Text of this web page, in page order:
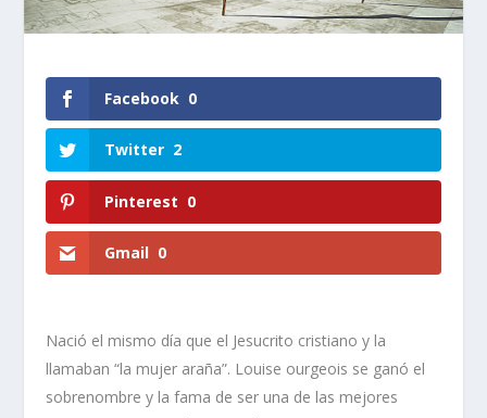
Facebook 0
Twitter 2
Pinterest 0
Gmail 0
Nació el mismo día que el Jesucrito cristiano y la
llamaban “la mujer araña”. Louise ourgeois se ganó el
sobrenombre y la fama de ser una de las mejores